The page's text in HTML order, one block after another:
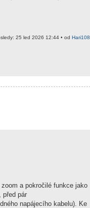
25 led 2026 12:44 • odHari108
a pokročilé funkce jako
před pár
napájecího kabelu). Ke